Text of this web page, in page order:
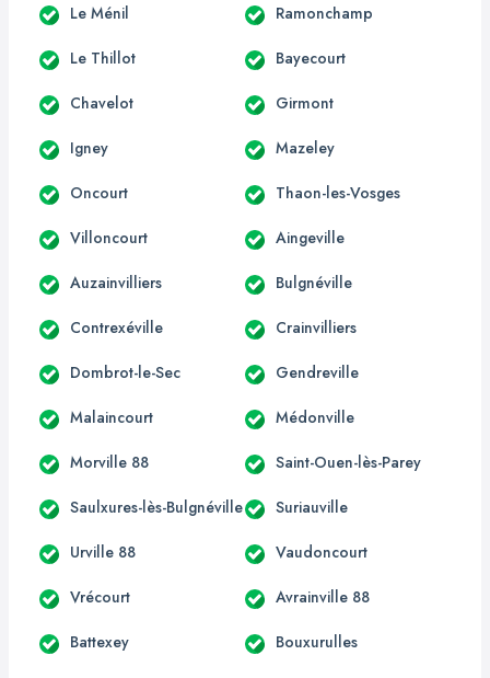
Le Ménil Ramonchamp
Le Thillot Bayecourt
Chavelot Girmont
Igney Mazeley
Oncourt Thaon-les-Vosges
Villoncourt Aingeville
Auzainvilliers Bulgnéville
Contrexéville Crainvilliers
Dombrot-le-Sec Gendreville
Malaincourt Médonville
Morville 88 Saint-Ouen-lès-Parey
Saulxures-lès-Bulgnéville Suriauville
Urville 88 Vaudoncourt
Vrécourt Avrainville 88
Battexey Bouxurulles